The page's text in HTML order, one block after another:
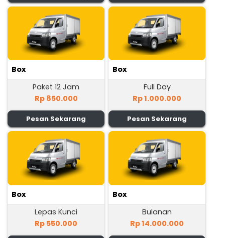
Box
Paket 12 Jam
Rp 850.000
Pesan Sekarang
Box
Full Day
Rp 1.000.000
Pesan Sekarang
Box
Lepas Kunci
Rp 550.000
Box
Bulanan
Rp 14.000.000